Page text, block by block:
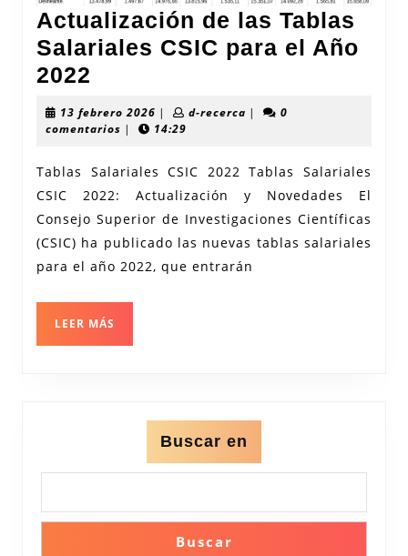
Actualización de las Tablas
Salariales CSIC para el Año
2022
las
Salariales
CSIC
para
el
2022
13 febrero 2026 13
febrero
| d-recercad-|
0
comentarios | 14:29
Tablas Salariales CSIC 2022 Tablas Salariales
CSIC 2022: Actualización y Novedades El
Consejo Superior de Investigaciones Científicas
(CSIC) ha publicado las nuevas tablas salariales
para el año 2022, que entrarán
LEER MÁS
Buscar en
Buscar